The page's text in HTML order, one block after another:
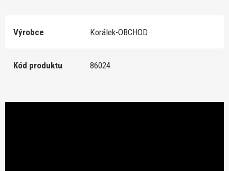
Výrobce Korálek-OBCHOD
Kód produktu 86024